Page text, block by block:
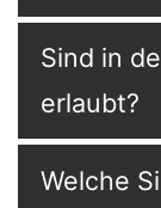
Sind in
erlaubt?
Welche